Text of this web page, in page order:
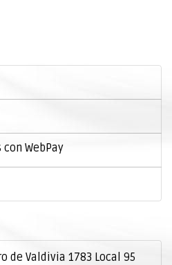
WebPay
de Valdivia 1783 Local 95